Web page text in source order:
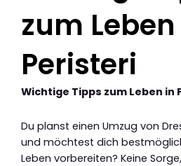
zum
Peristeri
Wichtige Tipps zum Leben in
Du planst einen Umzug von
und möchtest dich
Leben vorbereiten? Keine